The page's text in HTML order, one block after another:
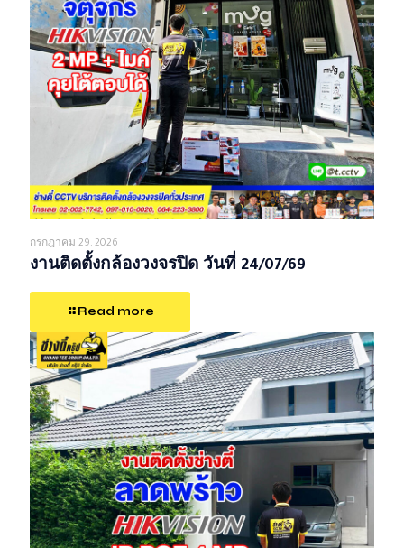
กรกฎาคม 29, 2026
งานติดตั้งกล้องวงจรปิด วันที่ 24/07/69
Read more